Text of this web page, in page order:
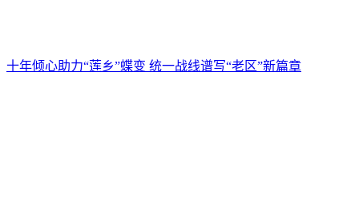
十年倾心助力“莲乡”蝶变 统一战线谱写“老区”新篇章